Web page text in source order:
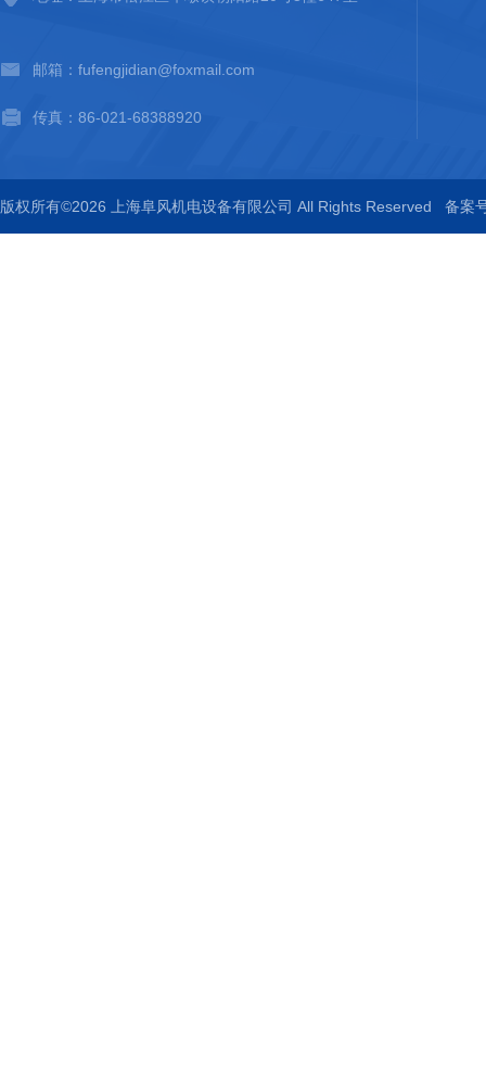
邮箱：fufengjidian@foxmail.com
传真：86-021-68388920
版权所有©2026 上海阜风机电设备有限公司 All Rights Reserved 备案